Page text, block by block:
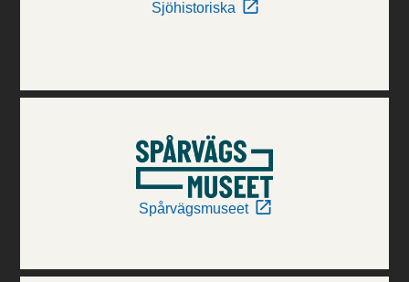
Sjöhistoriska
Spårvägsmuseet